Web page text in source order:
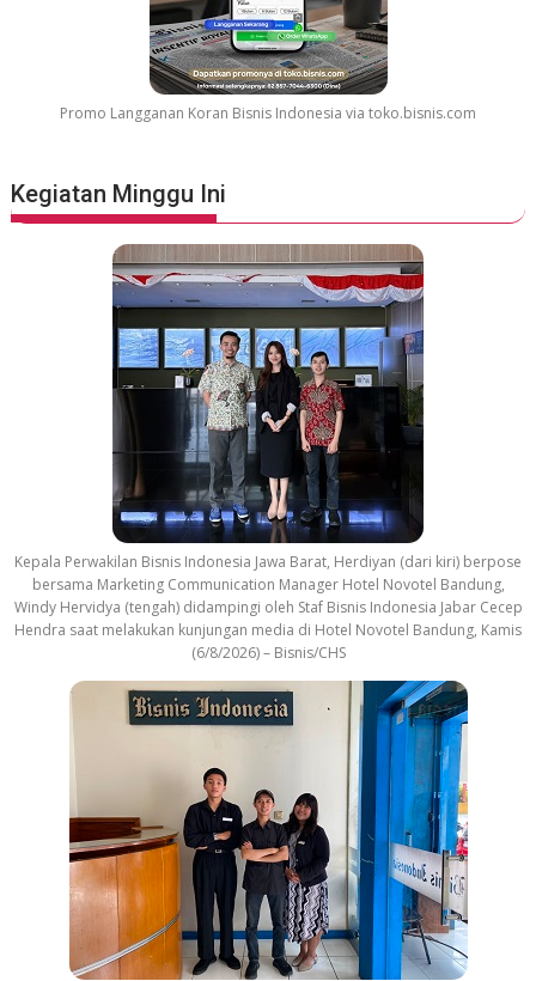
Promo Langganan Koran Bisnis Indonesia via toko.bisnis.com
Kegiatan Minggu Ini
Kepala Perwakilan Bisnis Indonesia Jawa Barat, Herdiyan (dari kiri) berpose
bersama Marketing Communication Manager Hotel Novotel Bandung,
Windy Hervidya (tengah) didampingi oleh Staf Bisnis Indonesia Jabar Cecep
Hendra saat melakukan kunjungan media di Hotel Novotel Bandung, Kamis
(6/8/2026) – Bisnis/CHS